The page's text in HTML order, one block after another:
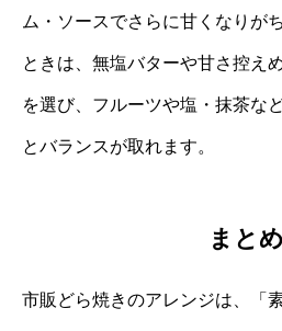
ム・ソースでさらに甘くなりが
ときは、無塩バターや甘さ控え
を選び、フルーツや塩・抹茶な
とバランスが取れます。
まとめ
市販どら焼きのアレンジは、「